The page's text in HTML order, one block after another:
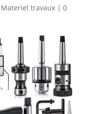
Materiel travaux| 0